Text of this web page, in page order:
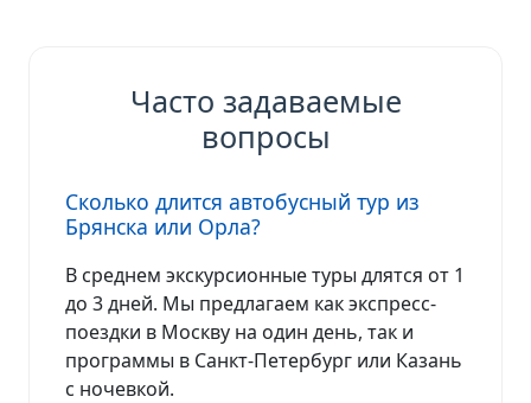
Часто задаваемые
вопросы
Сколько длится автобусный тур из
Брянска или Орла?
В среднем экскурсионные туры длятся от 1
до 3 дней. Мы предлагаем как экспресс-
поездки в Москву на один день, так и
программы в Санкт-Петербург или Казань
с ночевкой.